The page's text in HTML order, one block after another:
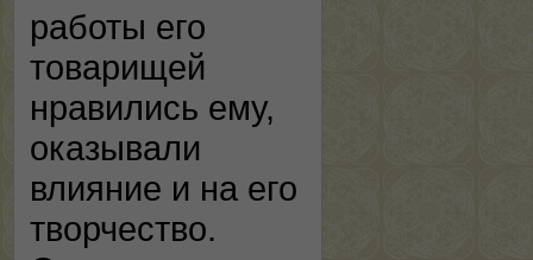
работы его
товарищей
нравились ему,
оказывали
влияние и на его
творчество.